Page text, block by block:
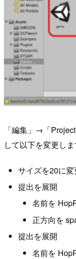
「編集」→「
して以下を変更しま
サイズを20に変
提出を展開
名前を
正方向を
提出を展開
名前を